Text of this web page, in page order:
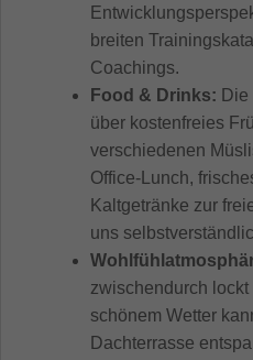
breiten
Coachings.
Food & Drinks:
über kostenfreies
verschiedenen
Office-Lunch,
Kaltgetränke zur
uns
zwischendurch
schönem Wetter
Dachterrasse